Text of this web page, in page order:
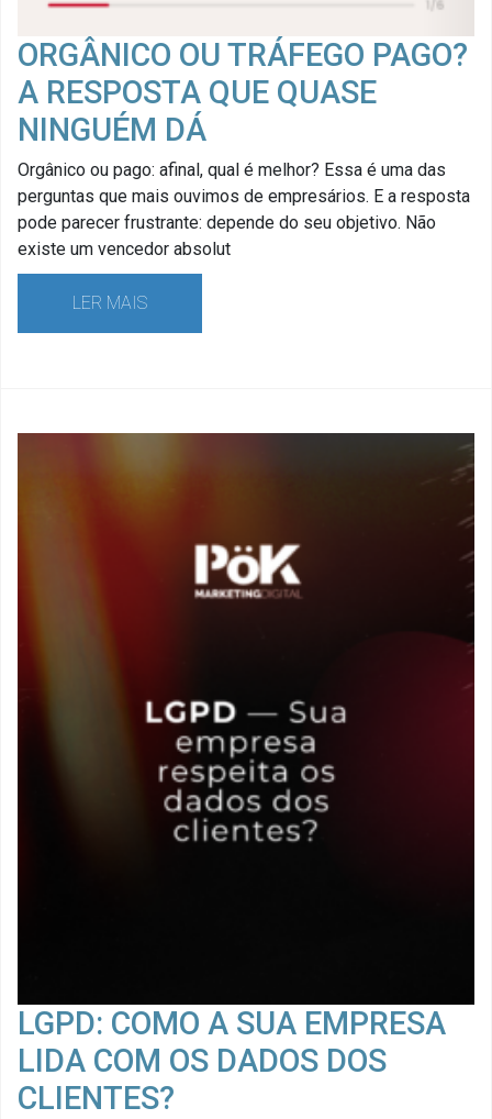
ORGÂNICO OU TRÁFEGO PAGO?
A RESPOSTA QUE QUASE
NINGUÉM DÁ
Orgânico ou pago: afinal, qual é melhor? Essa é uma das
perguntas que mais ouvimos de empresários. E a resposta
pode parecer frustrante: depende do seu objetivo. Não
existe um vencedor absolut
LER MAIS
LGPD: COMO A SUA EMPRESA
LIDA COM OS DADOS DOS
CLIENTES?